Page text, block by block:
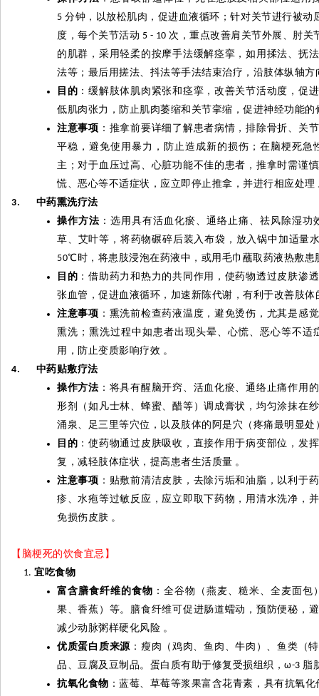
5分钟，以放松肌肉，促进血液循环；针对关节进行被
度，每个关节活动 5 - 10次，重点改善肩关节外展、肘关
的肌群，采用轻柔的按摩手法缓解痉挛，如用揉法、抚
法等；最后用搓法、抖法等手法结束治疗，沿肢体纵轴
目的 ：缓解肢体肌肉紧张和痉挛，改善关节活动度，促
低肌肉张力，防止肌肉萎缩和关节挛缩，促进神经功能
注意事项 ：推拿前要详细了解患者病情，排除骨折、关
平稳，避免使用暴力，防止造成新的损伤；在脑梗死
主；对于血压过高、心脏功能不佳的患者，推拿时需谨
慌、恶心等不适症状，应立即停止推拿，并进行相应处理
3.
中药熏洗疗法
操作方法 ：选用具有活血化瘀、通络止痛、祛风除湿
草、艾叶等，将药物碾碎后装入布袋，放入锅中加适量
50℃时，将患肢浸泡在药液中，或用毛巾蘸取药液热敷患
目的 ：借助药力和热力的共同作用，使药物透过皮肤渗
张血管，促进血液循环，加速新陈代谢，有利于改善肢
注意事项 ：熏洗前检查药液温度，避免烫伤，尤其是感
熏洗；熏洗过程中如患者出现头晕、心慌、恶心等不
用，防止变质影响疗效 。
4.
中药贴敷疗法
操作方法 ：将具有醒脑开窍、活血化瘀、通络止痛作用
形剂（如凡士林、蜂蜜、醋等）调成膏状，均匀涂抹在
涌泉、足三里等穴位，以及肢体的阿是穴（疼痛最明显
目的 ：使药物通过皮肤吸收，直接作用于病变部位，发
复，减轻肢体症状，提高患者生活质量 。
注意事项 ：贴敷前清洁皮肤，去除污垢和油脂，以利于
疹、水疱等过敏反应，应立即取下药物，用清水洗净，
免损伤皮肤 。
【脑梗死的饮食宜忌】
宜吃食物
富含膳食纤维的食物 ：全谷物（燕麦、糙米、全麦面
果、香蕉）等。膳食纤维可促进肠道蠕动，预防便秘，
减少动脉粥样硬化风险 。
优质蛋白质来源 ：瘦肉（鸡肉、鱼肉、牛肉）、鱼类（
品、豆腐及豆制品。蛋白质有助于修复受损组织， ω-3 脂
抗氧化食物 ：蓝莓、草莓等浆果富含花青素，具有抗氧